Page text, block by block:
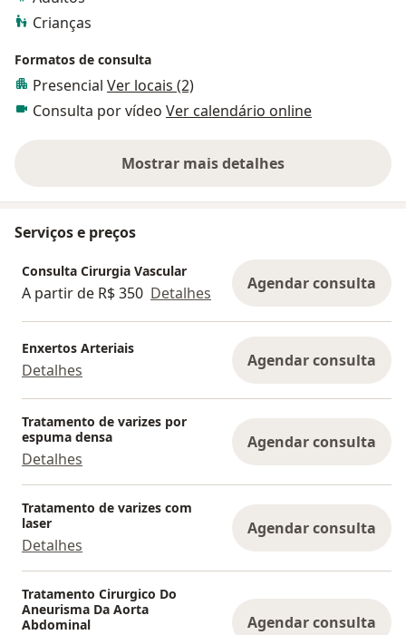
Crianças
Formatos de consulta
Presencial Ver locais (2)
Consulta por vídeo Ver calendário online
Mostrar mais detalhes
sobre a experiência
Serviços e preços
Consulta Cirurgia Vascular
A partir de R$ 350 Detalhes Agendar consulta
Enxertos Arteriais
Detalhes Agendar consulta
Tratamento de varizes por
espuma densa
Detalhes
Agendar consulta
Tratamento de varizes com
laser
Detalhes
Agendar consulta
Tratamento Cirurgico Do
Aneurisma Da Aorta
Abdominal
Agendar consulta